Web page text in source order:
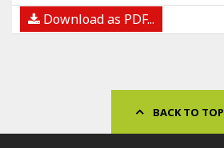
Download as PDF...
BACK TO TOP